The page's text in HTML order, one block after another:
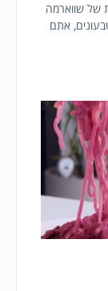
של שווארמה
אתם